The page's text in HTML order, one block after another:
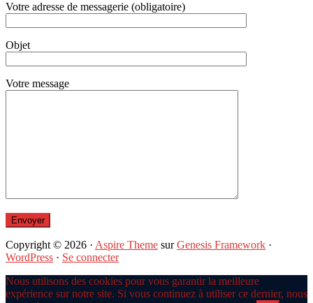
Votre adresse de messagerie (obligatoire)
Objet
Votre message
Copyright © 2026 · Aspire Theme surGenesis Framework ·
WordPress · Se connecter
Nous utilisons des cookies pour vous garantir la meilleure
expérience sur notre site. Si vous continuez à utiliser ce dernier, nous